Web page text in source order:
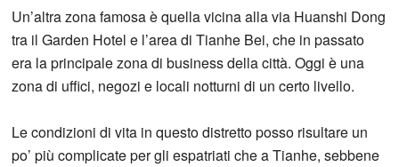
Un’altra zona famosa è quella vicina alla via Huanshi Dong
tra il Garden Hotel e l’area di Tianhe Bei, che in passato
era la principale zona di business della città. Oggi è una
zona di uffici, negozi e locali notturni di un certo livello.
Le condizioni di vita in questo distretto posso risultare un
po’ più complicate per gli espatriati che a Tianhe, sebbene